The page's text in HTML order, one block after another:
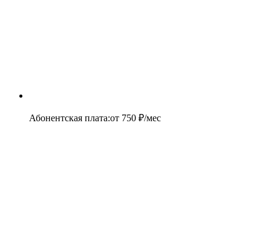
Абонентская плата:от 750 ₽/мес